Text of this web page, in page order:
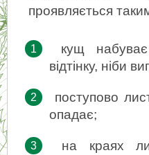
проявляється
кущ набуває
відтінку, ніби
поступово
опадає;
на краях